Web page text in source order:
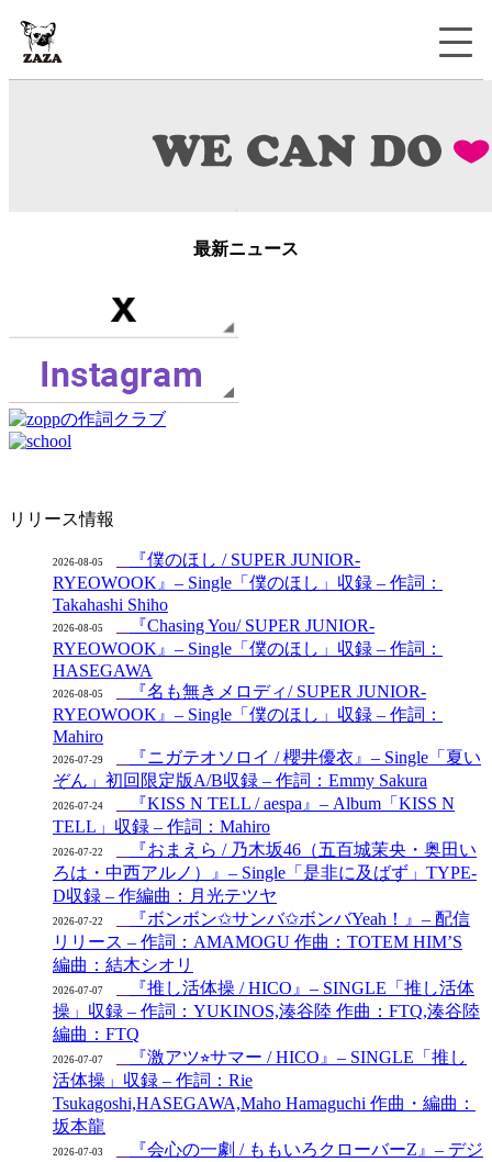
最新ニュース
リリース情報
2026-08-05
『僕のほし / SUPER JUNIOR-
RYEOWOOK』– Single「僕のほし」収録 – 作詞：
Takahashi Shiho
2026-08-05
『Chasing You/ SUPER JUNIOR-
RYEOWOOK』– Single「僕のほし」収録 – 作詞：
HASEGAWA
2026-08-05
『名も無きメロディ/ SUPER JUNIOR-
RYEOWOOK』– Single「僕のほし」収録 – 作詞：
Mahiro
2026-07-29
『ニガテオソロイ / 櫻井優衣』– Single「夏い
ぞん」初回限定版A/B収録 – 作詞：Emmy Sakura
2026-07-24
『KISS N TELL / aespa』– Album「KISS N
TELL」収録 – 作詞：Mahiro
2026-07-22
『おまえら / 乃木坂46（五百城茉央・奥田い
ろは・中西アルノ）』– Single「是非に及ばず」TYPE-
D収録 – 作編曲：月光テツヤ
2026-07-22
『ボンボン✩サンバ✩ボンバYeah！』– 配信
リリース – 作詞：AMAMOGU 作曲：TOTEM HIM’S
編曲：結木シオリ
2026-07-07
『推し活体操 / HICO』– SINGLE「推し活体
操」収録 – 作詞：YUKINOS,湊谷陸 作曲：FTQ,湊谷陸
編曲：FTQ
2026-07-07
『激アツ⭐︎サマー / HICO』– SINGLE「推し
活体操」収録 – 作詞：Rie
Tsukagoshi,HASEGAWA,Maho Hamaguchi 作曲・編曲：
坂本龍
2026-07-03
『会心の一劇 / ももいろクローバーZ』– デジ